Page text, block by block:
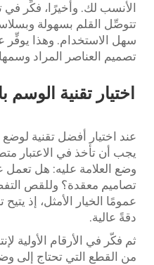
الأنسب لك. وأخيرًا، فكِّر
تتوصِّل القلم بسهولة
سهل الاستخدام. وهذا يوفِّر
تصميم العناصر المراد
اختيار تقنية الوسم
عند اختيار أفضل تقنية لوضع
يجب أن تأخذ في الاعتبار
وضع العلامة عليه: هل
تصاميم معقدة؟ وللقص
عمومًا الخيار الأمثل، إذ
دقةً عالية.
ثم فكّر في الأرقام الأولية
من القطع التي تحتاج إلى